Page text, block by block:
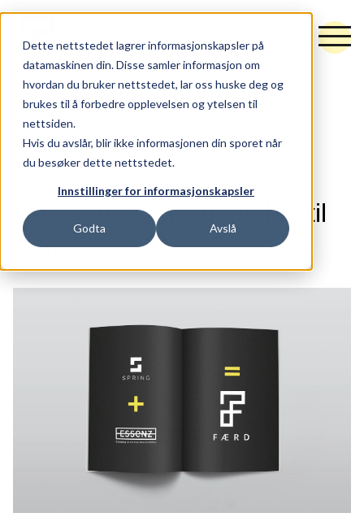
Dette nettstedet lagrer informasjonskapsler på
datamaskinen din. Disse samler informasjon om
hvordan du bruker nettstedet, lar oss huske deg og
brukes til å forbedre opplevelsen og ytelsen til
nettsiden.
Hvis du avslår, blir ikke informasjonen din sporet når
du besøker dette nettstedet.
Innstillinger for informasjonskapsler
Godta Avslå
Tjenester
Idé og utforming
Synlighet og vekst
Arbeider
Om oss
Kontakt
Nyhetsbrev
EN
FORSIDEN NYTT
Da Essenz og Spring ble til
Færd